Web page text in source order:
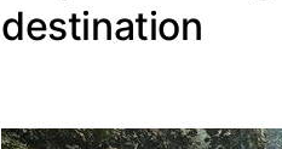
destination